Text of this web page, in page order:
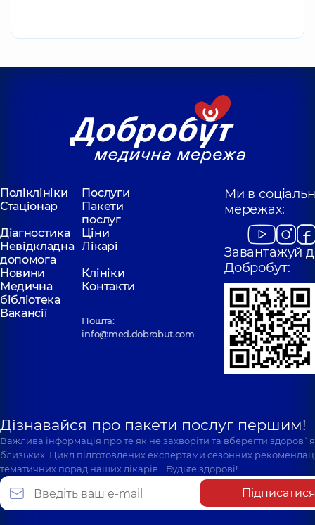
Поліклініки
Послуги
Стаціонар
Пакети
послуг
Діагностика
Ціни
Невідкладна
допомога
Лікарі
Новини
Клініки
Медична
бібліотека
Контакти
Вакансії
Пошта:
info@med.dobrobut.com
Ми в
мережах:
Завантажуй
Добробут:
Дізнавайся про пакети послуг першим!
Важлива інформація про те як не захворіти та вберегти
близьких. Цикл підготовлених експертами сезонних
тематичних порад наших лікарів… Будьте здорові!
Підписатися